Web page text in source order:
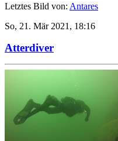
Letztes Bild von: Antares
So, 21. Mär 2021, 18:16
Atterdiver